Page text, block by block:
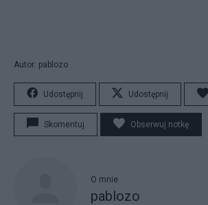
Autor: pablozo
Udostępnij Udostępnij
Skomentuj Obserwuj notkę
O mnie
pablozo